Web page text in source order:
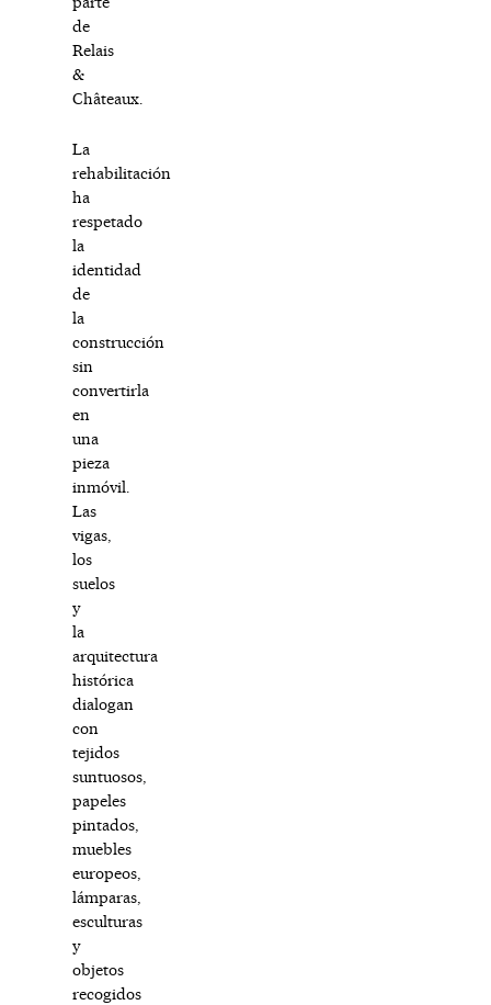
de
Relais
&
Châteaux.
La
rehabilitación
ha
respetado
la
identidad
de
la
construcción
sin
convertirla
en
una
pieza
inmóvil.
Las
vigas,
los
suelos
y
la
arquitectura
histórica
dialogan
con
tejidos
suntuosos,
papeles
pintados,
muebles
europeos,
lámparas,
esculturas
y
objetos
recogidos